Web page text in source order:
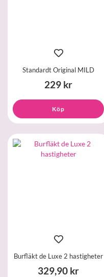
Standardt Original MILD
229 kr
Köp
Burfläkt de Luxe 2 hastigheter
329,90 kr